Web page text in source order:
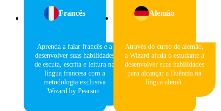
Francês
Aprenda a falar francês e a
desenvolver suas habilidades
de escuta, escrita e leitura na
língua francesa com a
metodologia exclusiva
Wizard by Pearson.
Alemão
Através do curso de alemão,
a Wizard ajuda o estudante a
desenvolver suas habilidades
para alcançar a fluência na
língua alemã.